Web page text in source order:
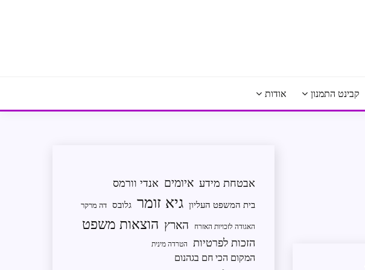
קבינט התמנון אודות
אבטחת מידע איומים אנדי וורמס
בית המשפט העליון גיא זומר גלובס דה מרקר
האגודה לזכויות האזרח הארץ הוצאות משפט
הזכות לפרטיות הטרדה מינית
המקום הכי חם בגהנום